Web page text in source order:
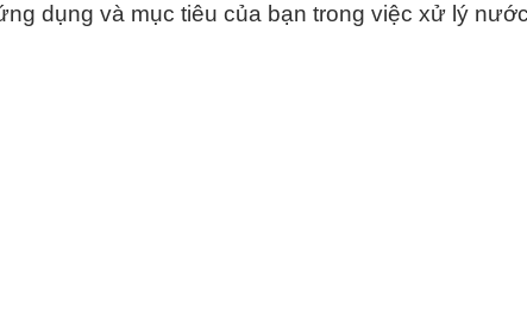
dụng và mục tiêu của bạn trong việc xử lý